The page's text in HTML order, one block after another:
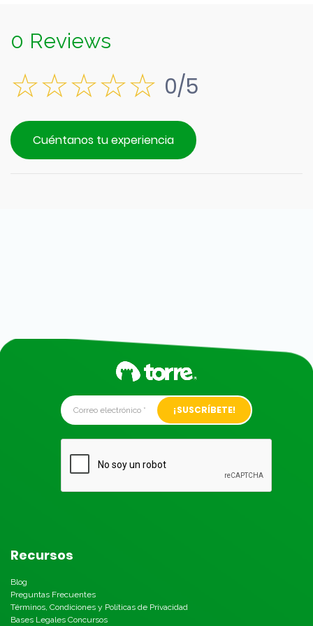
0 Reviews
0/5
Cuéntanos tu experiencia
Alternative:
Recursos
Blog
Preguntas Frecuentes
Términos, Condiciones y Políticas de Privacidad
Bases Legales Concursos